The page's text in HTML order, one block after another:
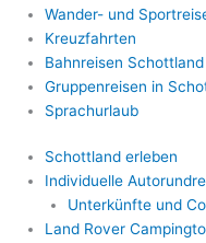
Wander- und
Kreuzfahrten
Bahnreisen Schottland
Gruppenreisen in
Sprachurlaub
Schottland erleben
Individuelle
Unterkünfte und
Land Rover